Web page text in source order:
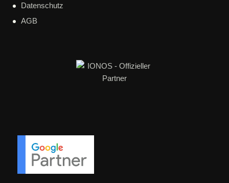
Datenschutz
AGB